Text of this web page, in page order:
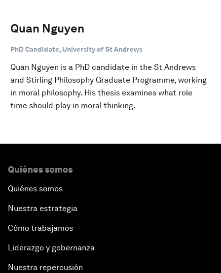
Quan Nguyen
PhD Candidate, University of St Andrews
Quan Nguyen is a PhD candidate in the St Andrews
and Stirling Philosophy Graduate Programme, working
in moral philosophy. His thesis examines what role
time should play in moral thinking.
Quiénes somos
Quiénes somos
Nuestra estrategia
Cómo trabajamos
Liderazgo y gobernanza
Nuestra repercusión